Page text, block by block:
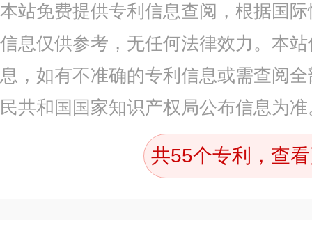
本站免费提供专利信息查阅，根据国
信息仅供参考，无任何法律效力。本
息，如有不准确的专利信息或需查阅
民共和国国家知识产权局公布信息为准
共55个专利，查